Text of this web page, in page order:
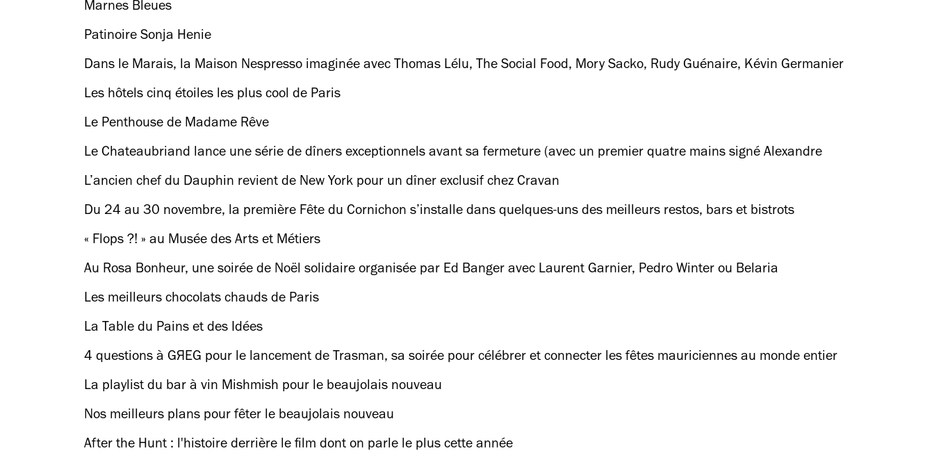
Marnes Bleues
Patinoire Sonja Henie
Dans le Marais, la Maison Nespresso imaginée avec Thomas Lélu, The Social Food, Mory Sacko, Rudy Guénaire, Kévin Germanier
et Pedro Winter
Les hôtels cinq étoiles les plus cool de Paris
Le Penthouse de Madame Rêve
Le Chateaubriand lance une série de dîners exceptionnels avant sa fermeture (avec un premier quatre mains signé Alexandre
Gauthier)
L’ancien chef du Dauphin revient de New York pour un dîner exclusif chez Cravan
Du 24 au 30 novembre, la première Fête du Cornichon s’installe dans quelques-uns des meilleurs restos, bars et bistrots
parisiens
« Flops ?! » au Musée des Arts et Métiers
Au Rosa Bonheur, une soirée de Noël solidaire organisée par Ed Banger avec Laurent Garnier, Pedro Winter ou Belaria
Les meilleurs chocolats chauds de Paris
La Table du Pains et des Idées
4 questions à GЯEG pour le lancement de Trasman, sa soirée pour célébrer et connecter les fêtes mauriciennes au monde entier
La playlist du bar à vin Mishmish pour le beaujolais nouveau
Nos meilleurs plans pour fêter le beaujolais nouveau
After the Hunt : l'histoire derrière le film dont on parle le plus cette année